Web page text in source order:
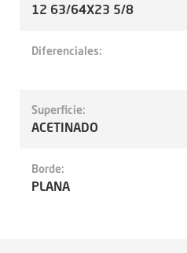
12 63/64X23 5/8
Diferenciales:
Superficie:
ACETINADO
Borde:
PLANA